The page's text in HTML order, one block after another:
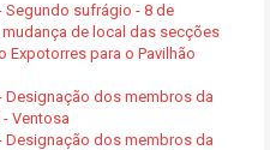
Segundo sufrágio - 8 de
mudança de local das secções
Expotorres para o Pavilhão
Designação dos membros da
Ventosa
Designação dos membros da